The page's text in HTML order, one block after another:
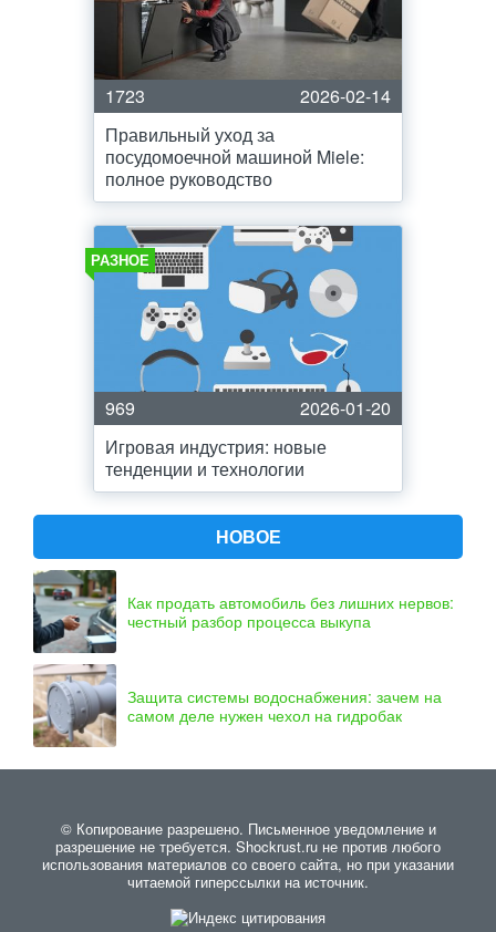
1723
2026-02-14
Правильный уход за
посудомоечной машиной Miele:
полное руководство
РАЗНОЕ
969
2026-01-20
Игровая индустрия: новые
тенденции и технологии
НОВОЕ
Как продать автомобиль без лишних нервов:
честный разбор процесса выкупа
Защита системы водоснабжения: зачем на
самом деле нужен чехол на гидробак
© Копирование разрешено. Письменное уведомление и
разрешение не требуется. Shockrust.ru не против любого
использования материалов со своего сайта, но при указании
читаемой гиперссылки на источник.